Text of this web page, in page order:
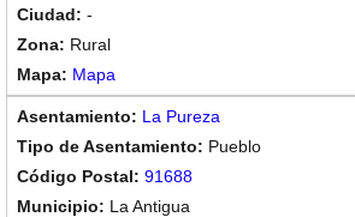
-
Rural
Mapa
La Pureza
Pueblo
91688
La Antigua